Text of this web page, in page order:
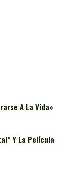
A La Vida»
Y La Película